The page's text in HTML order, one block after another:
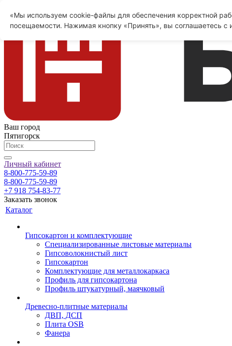
Ваш город
Пятигорск
Личный кабинет
8-800-775-59-89
8-800-775-59-89
+7 918 754-83-77
Заказать звонок
Каталог
Гипсокартон и комплектующие
Специализированные листовые материалы
Гипсоволокнистый лист
Гипсокартон
Комплектующие для металлокаркаса
Профиль для гипсокартона
Профиль штукатурный, маячковый
Древесно-плитные материалы
ДВП, ДСП
Плита OSB
Фанера
«Мы используем cookie-файлы для обеспечения корректной
посещаемости. Нажимая кнопку «Принять», вы соглашаетесь с